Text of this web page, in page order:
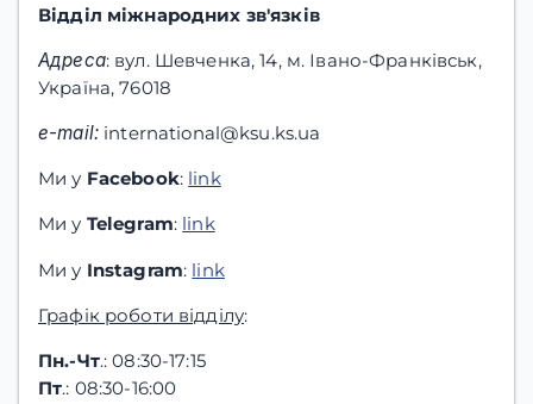
Відділ міжнародних зв'язків
Адреса: вул. Шевченка, 14, м. Івано-Франківськ,
Україна, 76018
e-mail: international@ksu.ks.ua
Ми у Facebook: link
Ми у Telegram: link
Ми у Instagram: link
Графік роботи відділу:
Пн.-Чт.: 08:30-17:15
Пт.: 08:30-16:00